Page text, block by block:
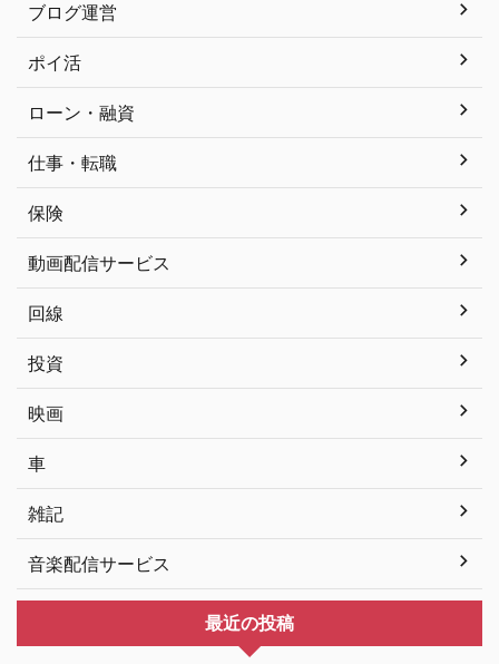
ブログ運営
ポイ活
ローン・融資
仕事・転職
保険
動画配信サービス
回線
投資
映画
車
雑記
音楽配信サービス
最近の投稿